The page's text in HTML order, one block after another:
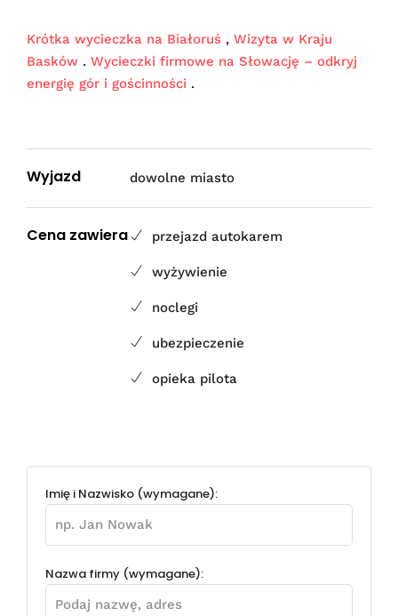
Krótka wycieczka na Białoruś , Wizyta w Kraju
Basków . Wycieczki firmowe na Słowację – odkryj
energię gór i gościnności .
Wyjazd dowolne miasto
Cena zawiera przejazd autokarem
wyżywienie
noclegi
ubezpieczenie
opieka pilota
Imię i Nazwisko (wymagane):
Nazwa firmy (wymagane):